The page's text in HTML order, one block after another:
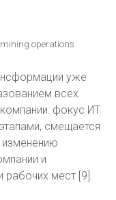
operations
уже
всех
фокус ИТ
смещается
изменению
и
рабочих мест [9].